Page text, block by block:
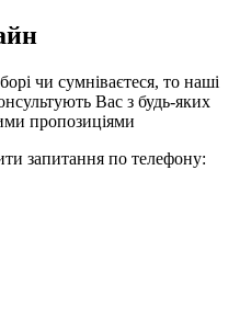
чи сумніваєтеся, то наші
Вас з будь-яких
пропозиціями
запитання по телефону: